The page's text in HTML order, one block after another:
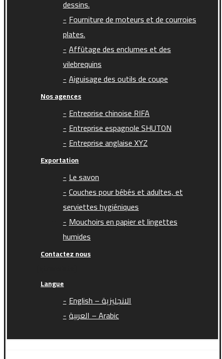
dessins.
Fourniture de moteurs et de courroies
plates.
Affûtage des enclumes et des
vilebrequins
Aiguisage des outils de coupe
Nos agences
Entreprise chinoise RIFA
Entreprise espagnole SHUTON
Entreprise anglaise XYZ
Exportation
Le savon
Couches pour bébés et adultes, et
serviettes hygiéniques
Mouchoirs en papier et lingettes
humides
Contactez nous
Langue
English – الانجليزية
العربية – Arabic